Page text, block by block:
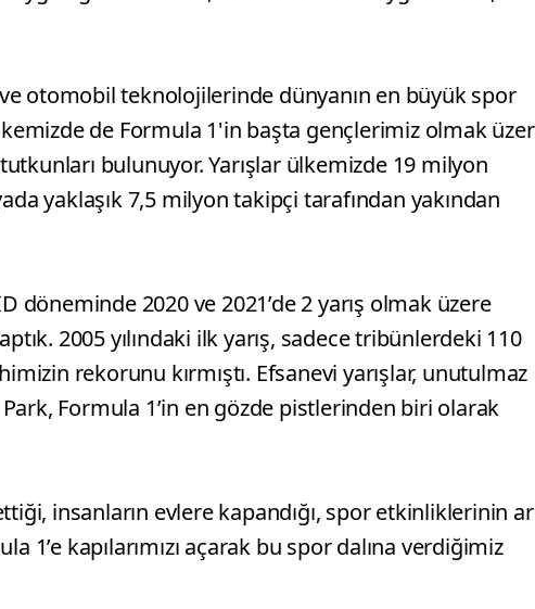
otomobil teknolojilerinde dünyanın en büyük spor
de Formula 1'in başta gençlerimiz olmak
bulunuyor. Yarışlar ülkemizde 19 milyon
yaklaşık 7,5 milyon takipçi tarafından yakından
döneminde 2020 ve 2021’de 2 yarış olmak üzere
2005 yılındaki ilk yarış, sadece tribünlerdeki 110
rekorunu kırmıştı. Efsanevi yarışlar, unutulmaz
Formula 1’in en gözde pistlerinden biri olarak
insanların evlere kapandığı, spor etkinliklerinin
1’e kapılarımızı açarak bu spor dalına verdiğimiz